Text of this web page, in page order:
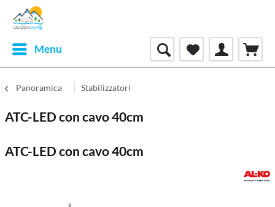
Menu
Panoramica Stabilizzatori
ATC-LED con cavo 40cm
ATC-LED con cavo 40cm